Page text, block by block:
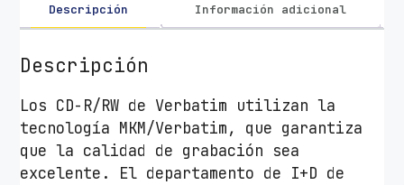
Descripción Información adicional
Descripción
Los CD-R/RW de Verbatim utilizan la
tecnología MKM/Verbatim, que garantiza
que la calidad de grabación sea
excelente. El departamento de I+D de